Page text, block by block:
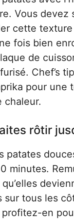
Vous devez
cette
fois bien
de
Chef’s
pour une
chaleur.
rôtir
patates
minutes.
sur tous les
en